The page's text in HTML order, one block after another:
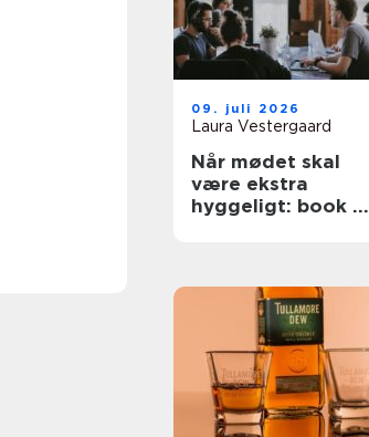
09. juli 2026
Laura Vestergaard
Når mødet skal
være ekstra
hyggeligt: book et